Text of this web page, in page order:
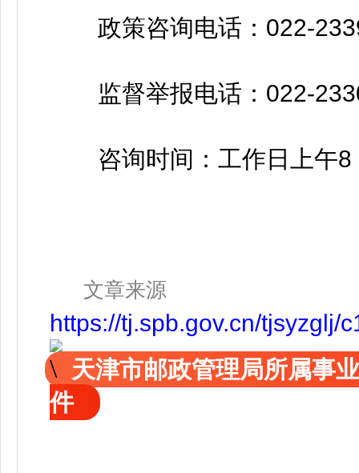
政策咨询电话：022-
监督举报电话：022-
咨询时间：工作日上午8
文章来源
https://tj.spb.gov.cn/tjsyzglj/
天津市邮政管理局所属事
件